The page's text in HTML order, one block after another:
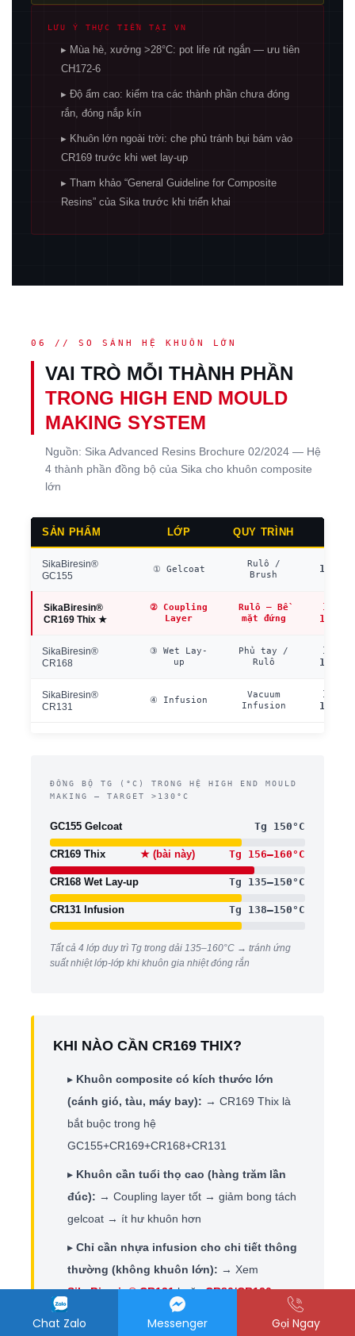
LƯU Ý THỰC TIỄN TẠI VN
▸ Mùa hè, xưởng >28°C: pot life rút ngắn — ưu tiên
CH172-6
▸ Độ ẩm cao: kiểm tra các thành phần chưa đóng
rắn, đóng nắp kín
▸ Khuôn lớn ngoài trời: che phủ tránh bụi bám vào
CR169 trước khi wet lay-up
▸ Tham khảo “General Guideline for Composite
Resins” của Sika trước khi triển khai
06 // SO SÁNH HỆ KHUÔN LỚN
VAI TRÒ MỖI THÀNH PHẦN
TRONG HIGH END MOULD
MAKING SYSTEM
Nguồn: Sika Advanced Resins Brochure 02/2024 — Hệ
4 thành phần đồng bộ của Sika cho khuôn composite
lớn
SẢN PHẨM LỚP QUY TRÌNH
SikaBiresin®
GC155
① Gelcoat
Rulô /
Brush
150°C
SikaBiresin®
CR169 Thix ★
② Coupling
Layer
Rulô — Bề
mặt đứng
156–
160°C
SikaBiresin®
CR168
③ Wet Lay-
up
Phủ tay /
Rulô
135–
150°C
SikaBiresin®
CR131
④ Infusion
Vacuum
Infusion
138–
150°C
ĐỒNG BỘ TG (°C) TRONG HỆ HIGH END MOULD
MAKING — TARGET >130°C
GC155 Gelcoat Tg 150°C
CR169 Thix ★ (bài này) Tg 156–160°C
CR168 Wet Lay-up Tg 135–150°C
CR131 Infusion Tg 138–150°C
Tất cả 4 lớp duy trì Tg trong dải 135–160°C → tránh ứng
suất nhiệt lớp-lớp khi khuôn gia nhiệt đóng rắn
KHI NÀO CẦN CR169 THIX?
▸ Khuôn composite có kích thước lớn
(cánh gió, tàu, máy bay): → CR169 Thix là
bắt buộc trong hệ
GC155+CR169+CR168+CR131
▸ Khuôn cần tuổi thọ cao (hàng trăm lần
đúc): → Coupling layer tốt → giảm bong tách
gelcoat → ít hư khuôn hơn
▸Chỉ cần nhựa infusion cho chi tiết thông
thường (không khuôn lớn): → Xem
SikaBiresin® CR131hoặcCR80/CR120
Chat Zalo Messenger Gọi Ngay